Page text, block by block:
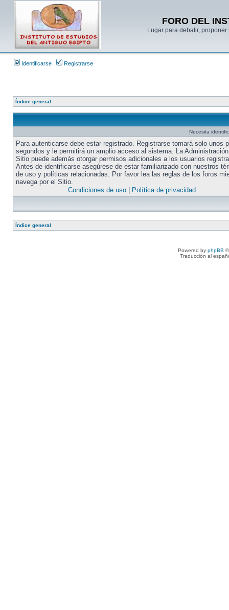
FORO DEL
Lugar para debatir,
Identificarse Registrarse
Índice general
Necesita
Para autenticarse debe estar registrado. Registrarse tomará solo unos
segundos y le permitirá un amplio acceso al sistema. La
Sitio puede además otorgar permisos adicionales a los usuarios
Antes de identificarse asegúrese de estar familiarizado con nuestros
de uso y políticas relacionadas. Por favor lea las reglas de los foros
navega por el Sitio.
Condiciones de uso| Política de privacidad
Índice general
Powered by phpBB
Traducción al